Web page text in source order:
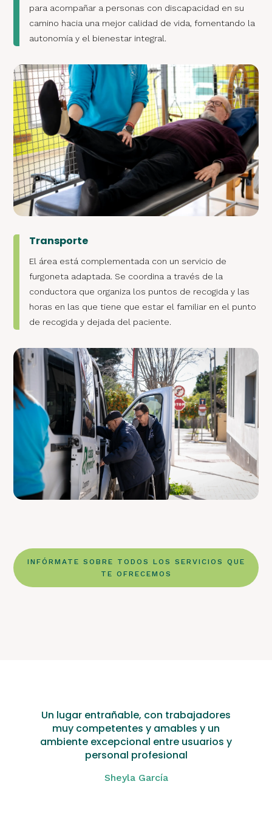
para acompañar a personas con discapacidad en su
camino hacia una mejor calidad de vida, fomentando la
autonomía y el bienestar integral.
Transporte
El área está complementada con un servicio de
furgoneta adaptada. Se coordina a través de la
conductora que organiza los puntos de recogida y las
horas en las que tiene que estar el familiar en el punto
de recogida y dejada del paciente.
INFÓRMATE SOBRE TODOS LOS SERVICIOS QUE
TE OFRECEMOS
Un lugar entrañable, con trabajadores
muy competentes y amables y un
ambiente excepcional entre usuarios y
personal profesional
Sheyla García